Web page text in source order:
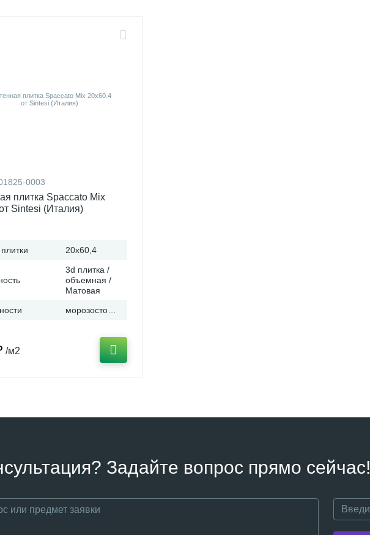
0003
плитка Spaccato Mix
Sintesi (Италия)
20x60,4
3d плитка /
объемная /
Матовая
/м2
Задайте вопрос прямо сейчас!